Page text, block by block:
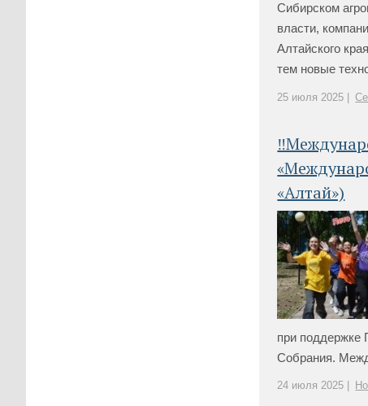
Сибирском
власти,
Алтайского
тем новые
25 июля 2025 |
«Алтай»)
при поддержке
Собрания.
24 июля 2025 |